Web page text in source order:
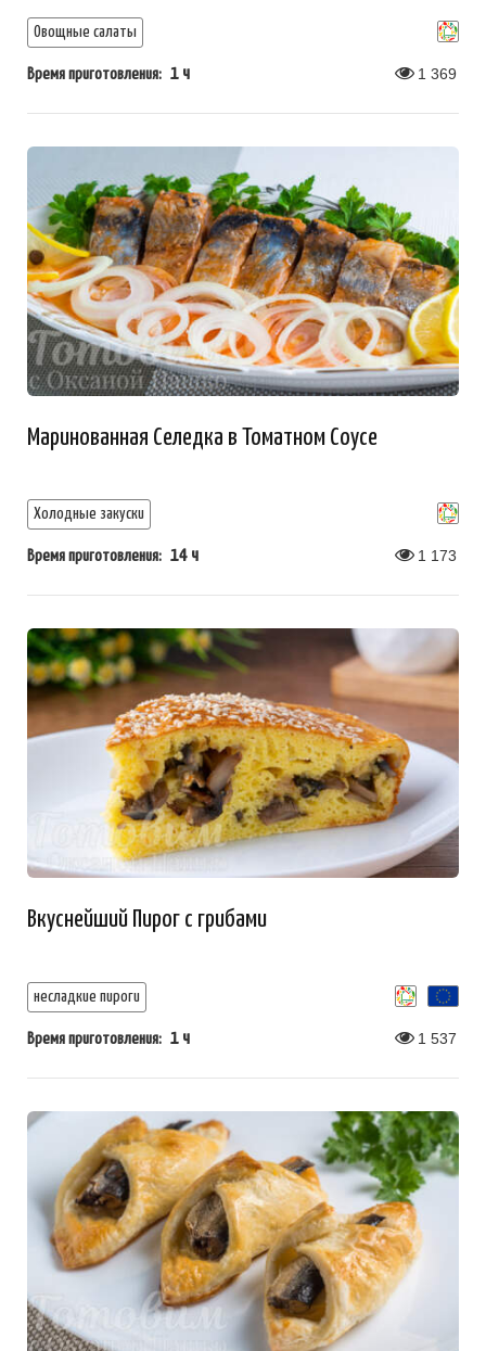
Овощные салаты
Время приготовления: 1 ч 1 369
Маринованная Селедка в Томатном Соусе
Холодные закуски
Время приготовления: 14 ч 1 173
Вкуснейший Пирог с грибами
несладкие пироги
Время приготовления: 1 ч 1 537